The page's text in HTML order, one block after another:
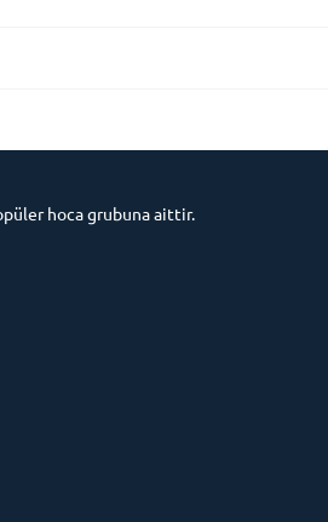
hoca grubuna aittir.